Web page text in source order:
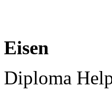
Eisen
Diploma